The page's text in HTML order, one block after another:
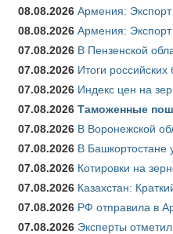
08.08.2026 Армения:
08.08.2026 Армения:
07.08.2026 В Пензенской
07.08.2026 Итоги
07.08.2026 Индекс цен на
07.08.2026 Таможенные
07.08.2026 В Воронежской
07.08.2026 В Башкортостане
07.08.2026 Котировки на
07.08.2026 Казахстан:
07.08.2026 РФ отправила в
07.08.2026 Эксперты